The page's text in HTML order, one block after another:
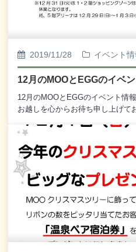
2019/11/28 イベント情
12月のMOOとEGGのイベ
12月のMOOとEGGのイベント情
お越しを心からお待ち申し上げて